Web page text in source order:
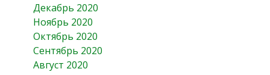
Декабрь 2020
Ноябрь 2020
Октябрь 2020
Сентябрь 2020
Август 2020